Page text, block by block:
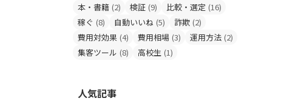
本・書籍 (2) 検証 (9) 比較・選定 (16)
稼ぐ (8) 自動いいね (5) 詐欺 (2)
費用対効果 (4) 費用相場 (3) 運用方法 (2)
集客ツール (8) 高校生 (1)
人気記事